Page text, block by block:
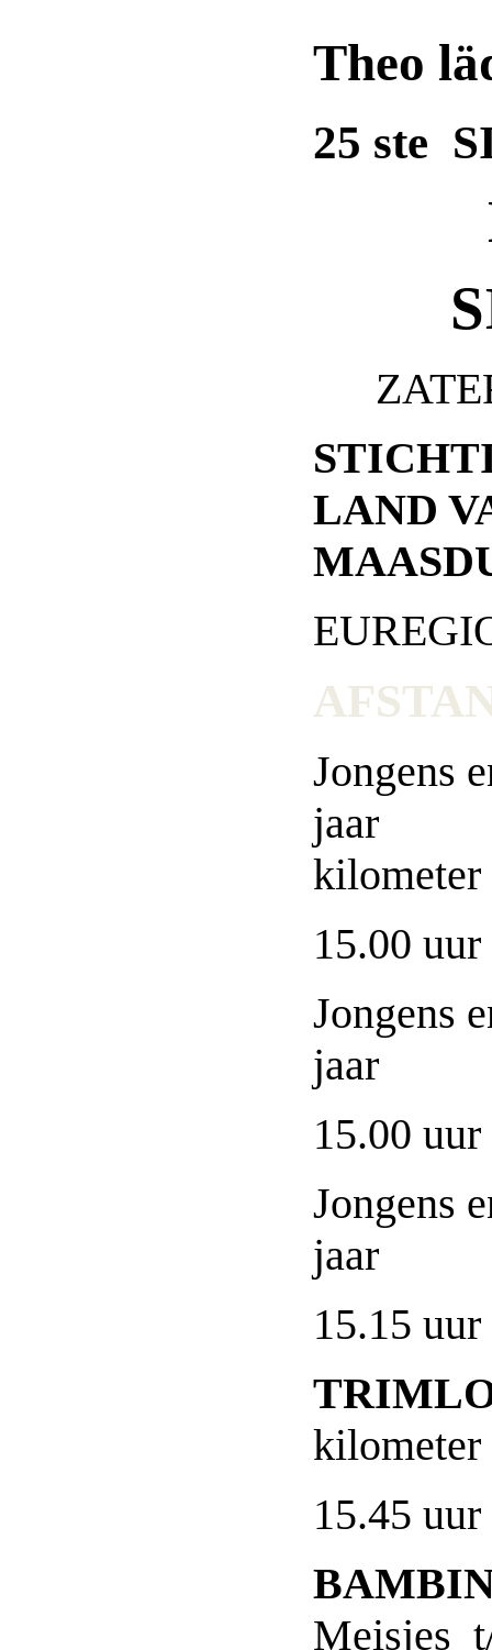
Theo
25 ste
LAND
Jongens
15.00 uur
Jongens
15.00 uur
Jongens
jaar
15.15 uur
15.45 uur